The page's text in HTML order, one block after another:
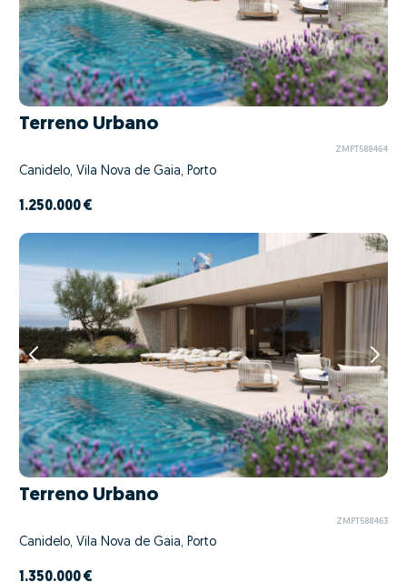
Terreno Urbano
ZMPT588464
Canidelo, Vila Nova de Gaia, Porto
1.250.000 €
Terreno Urbano
ZMPT588463
Canidelo, Vila Nova de Gaia, Porto
1.350.000 €